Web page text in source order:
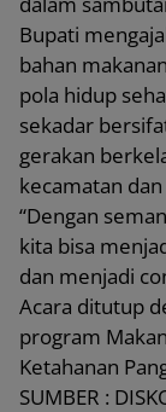
Bupati
bahan
pola hidup
sekadar
gerakan
kecamatan
“Dengan
kita bisa
dan menjadi
Acara ditutup
program
Ketahanan
SUMBER :